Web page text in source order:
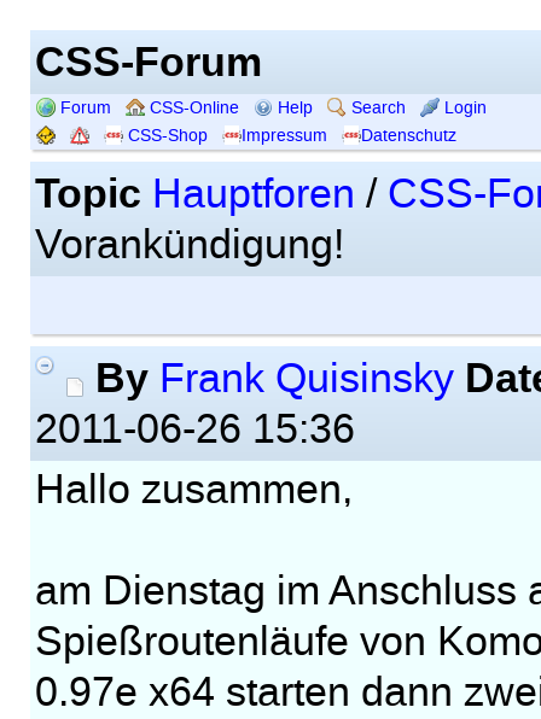
CSS-Forum
Forum CSS-Online Help Search
Login
CSS-Shop
Impressum Datenschutz
Topic Hauptforen / CSS-
Vorankündigung!
By Frank Quisinsky
2011-06-26 15:36
Hallo zusammen,
am Dienstag im Anschluss
Spießroutenläufe von
0.97e x64 starten dann